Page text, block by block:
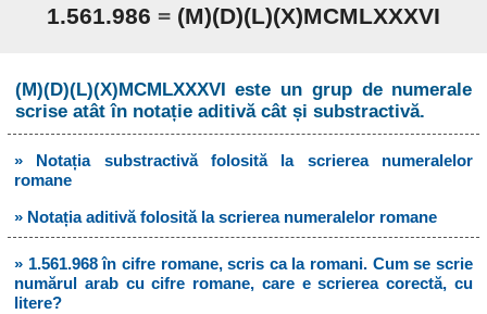
1.561.986 = (M)(D)(L)(X)MCMLXXXVI
(M)(D)(L)(X)MCMLXXXVI este un grup de numerale
scrise atât în notație aditivă cât și substractivă.
» Notația substractivă folosită la scrierea numeralelor
romane
» Notația aditivă folosită la scrierea numeralelor romane
» 1.561.968 în cifre romane, scris ca la romani. Cum se scrie
numărul arab cu cifre romane, care e scrierea corectă, cu
litere?